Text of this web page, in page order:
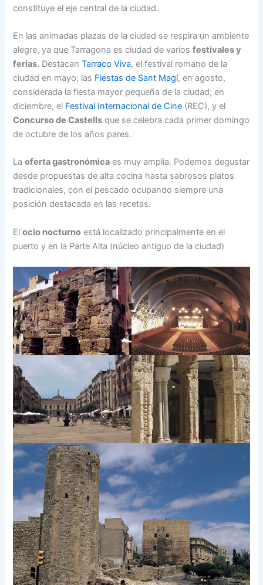
constituye el eje central de la ciudad.
En las animadas plazas de la ciudad se respira un ambiente
alegre, ya que Tarragona es ciudad de variosfestivales y
ferias. DestacanTarraco Viva, el festival romano de la
ciudad en mayo; las Fiestas de Sant Magí, en agosto,
considerada la fiesta mayor pequeña de la ciudad; en
diciembre, el Festival Internacional de Cine (REC), y el
Concurso de Castells que se celebra cada primer domingo
de octubre de los años pares.
Laoferta gastronómica es muy amplia. Podemos degustar
desde propuestas de alta cocina hasta sabrosos platos
tradicionales, con el pescado ocupando siempre una
posición destacada en las recetas.
Elocio nocturno está localizado principalmente en el
puerto y en la Parte Alta (núcleo antiguo de la ciudad)